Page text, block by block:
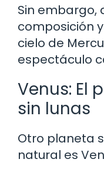
Sin embargo,
composición
cielo de
espectáculo
Venus: El
sin lunas
Otro planeta
natural es